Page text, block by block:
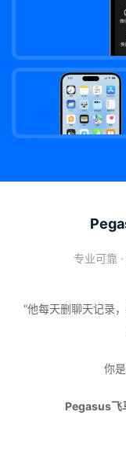
专业可靠
“他每天删聊天记录
你
Pegasus飞